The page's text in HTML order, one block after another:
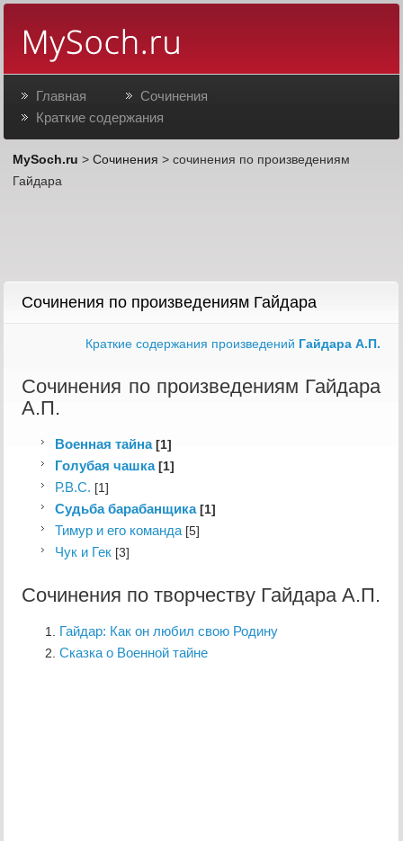
Главная
Сочинения
Краткие содержания
MySoch.ru >Сочинения > сочинения по произведениям
Гайдара
Сочинения по произведениям Гайдара
Краткие содержания произведений Гайдара А.П.
Сочинения по произведениям Гайдара
А.П.
Военная тайна[1]
Голубая чашка[1]
Р.В.С. [1]
Судьба барабанщика[1]
Тимур и его команда[5]
Чук и Гек [3]
Сочинения по творчеству Гайдара А.П.
Гайдар: Как он любил свою Родину
Сказка о Военной тайне